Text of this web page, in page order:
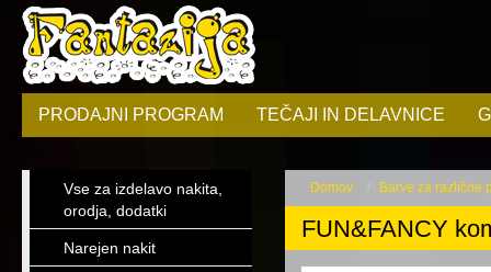
PRODAJNI PROGRAM TEČAJI IN DELAVNICE
Vse za izdelavo nakita,
orodja, dodatki
Narejen nakit
Domov Barve za različne
FUN&FANCY